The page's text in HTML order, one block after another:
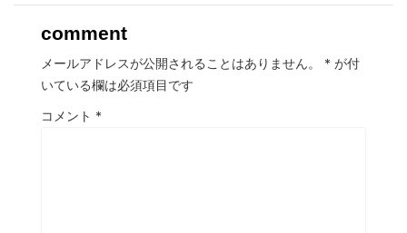
comment
メールアドレスが公開されることはありません。 * が付
いている欄は必須項目です
コメント *